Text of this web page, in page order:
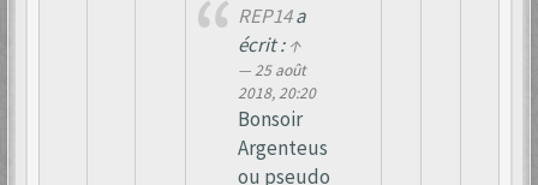
REP14a
écrit :↑
25 août
2018, 20:20
Bonsoir
Argenteus
ou pseudo